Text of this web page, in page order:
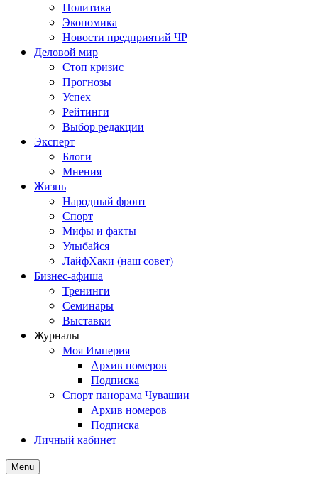
Политика
Экономика
Новости предприятий ЧР
Деловой мир
Стоп кризис
Прогнозы
Успех
Рейтинги
Выбор редакции
Эксперт
Блоги
Мнения
Жизнь
Народный фронт
Спорт
Мифы и факты
Улыбайся
ЛайфХаки (наш совет)
Бизнес-афиша
Тренинги
Семинары
Выставки
Журналы
Моя Империя
Архив номеров
Подписка
Спорт панорама Чувашии
Архив номеров
Подписка
Личный кабинет
Menu